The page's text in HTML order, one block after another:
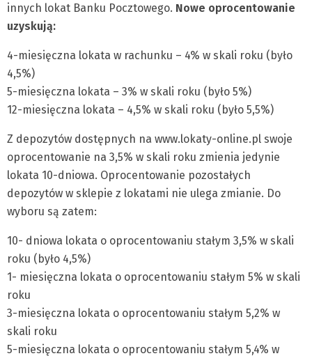
innych lokat Banku Pocztowego. Nowe oprocentowanie
uzyskują:
4-miesięczna lokata w rachunku – 4% w skali roku (było
4,5%)
5-miesięczna lokata – 3% w skali roku (było 5%)
12-miesięczna lokata – 4,5% w skali roku (było 5,5%)
Z depozytów dostępnych na www.lokaty-online.pl swoje
oprocentowanie na 3,5% w skali roku zmienia jedynie
lokata 10-dniowa. Oprocentowanie pozostałych
depozytów w sklepie z lokatami nie ulega zmianie. Do
wyboru są zatem:
10- dniowa lokata o oprocentowaniu stałym 3,5% w skali
roku (było 4,5%)
1- miesięczna lokata o oprocentowaniu stałym 5% w skali
roku
3-miesięczna lokata o oprocentowaniu stałym 5,2% w
skali roku
5-miesięczna lokata o oprocentowaniu stałym 5,4% w